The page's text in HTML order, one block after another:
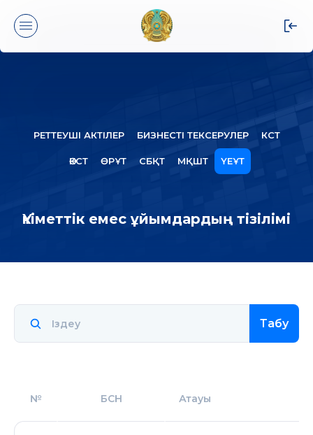
РЕТТЕУШІ АКТІЛЕР БИЗНЕСТІ ТЕКСЕРУЛЕР КСТ
ӘКСТ ӨРҰТ СБҚТ МҚШТ ҮЕҰТ
Үкіметтік емес ұйымдардың тізілімі
Табу
№ БСН Атауы